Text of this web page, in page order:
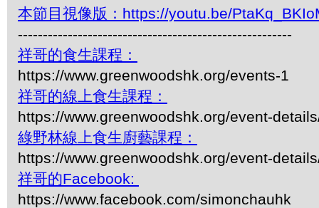
本節目視像版：https://youtu.be/
-------------------------------------------------------
祥哥的食生課程：
https://www.greenwoodshk.org/events-1
祥哥的線上食生課程：
https://www.greenwoodshk.org/event-
綠野林線上食生廚藝課程：
https://www.greenwoodshk.org/event-
祥哥的Facebook:
https://www.facebook.com/simonchauhk